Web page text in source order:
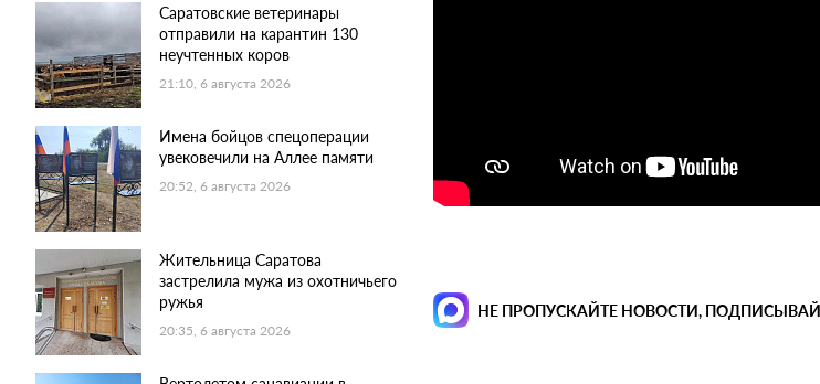
Саратовские ветеринары
отправили на карантин 130
неучтенных коров
21:10, 6 августа 2026
Имена бойцов спецоперации
увековечили на Аллее памяти
20:52, 6 августа 2026
Жительница Саратова
застрелила мужа из охотничьего
ружья
20:35, 6 августа 2026
НЕ ПРОПУСКАЙТЕ НОВОСТИ,